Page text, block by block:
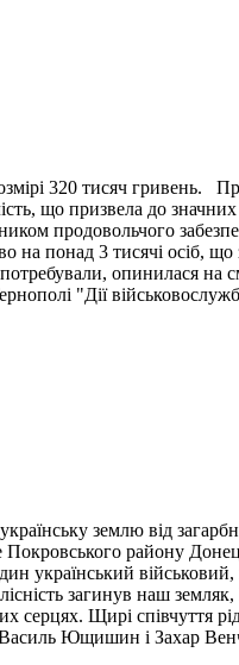
320 тисяч гривень.
що призвела до
продовольчого
на понад 3 тисячі осіб,
опинилася
"Дії
землю від
Покровського району
український
загинув наш
Щирі співчуття
Василь Ющишин і Захар